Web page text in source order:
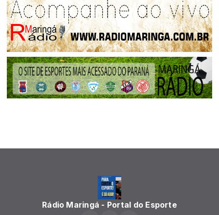
Rádio Maringá - Portal do Esporte